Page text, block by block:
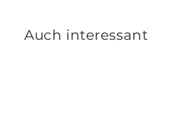
Auch interessant